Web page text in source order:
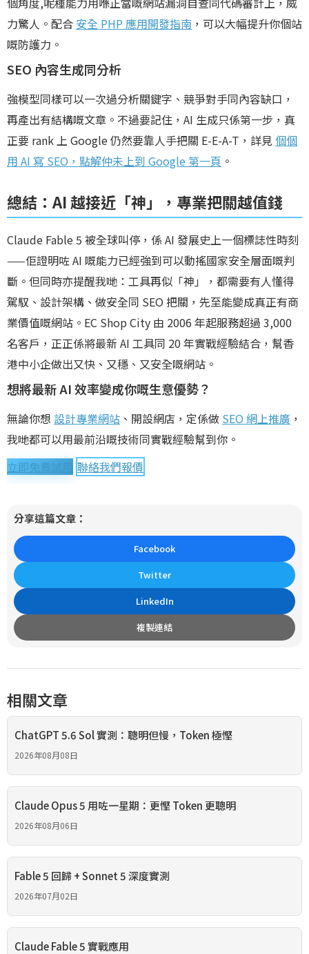
力驚人。配合 安全 PHP 應用開發指南 ，可以大幅提升你個站
嘅防護力。
SEO 內容生成同分析
強模型同樣可以一次過分析關鍵字、競爭對手同內容缺口，
再產出有結構嘅文章。不過要記住，AI 生成只係第一步，真
正要 rank 上 Google 仍然要靠人手把關 E-E-A-T，詳見 個個
用 AI 寫 SEO，點解仲未上到 Google 第一頁 。
總結：AI 越接近「神」，專業把關越值錢
Claude Fable 5 被全球叫停，係 AI 發展史上一個標誌性時刻
——佢證明咗 AI 嘅能力已經強到可以動搖國家安全層面嘅判
斷。但同時亦提醒我哋：工具再似「神」，都需要有人懂得
駕馭、設計架構、做安全同 SEO 把關，先至能變成真正有商
業價值嘅網站。EC Shop City 由 2006 年起服務超過 3,000
名客戶，正正係將最新 AI 工具同 20 年實戰經驗結合，幫香
港中小企做出又快、又穩、又安全嘅網站。
想將最新 AI 效率變成你嘅生意優勢？
無論你想 設計專業網站 、開設網店，定係做 SEO 網上推廣 ，
我哋都可以用最前沿嘅技術同實戰經驗幫到你。
立即免費試用
聯絡我們報價
分享這篇文章：
Facebook
Twitter
LinkedIn
複製連結
相關文章
ChatGPT 5.6 Sol 實測：聰明但慢，Token 極慳
2026年08月08日
Claude Opus 5 用咗一星期：更慳 Token 更聰明
2026年08月06日
Fable 5 回歸 + Sonnet 5 深度實測
2026年07月02日
Claude Fable 5 實戰應用